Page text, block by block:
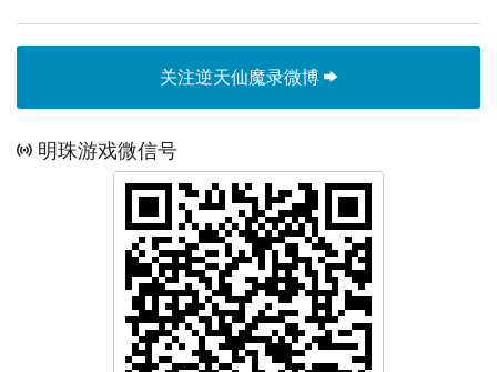
关注逆天仙魔录微博
明珠游戏微信号